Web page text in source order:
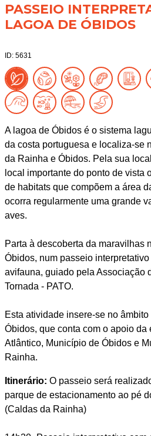
PASSEIO
LAGOA DE ÓBIDOS
ID: 5631
A lagoa de Óbidos é o sistema
da costa portuguesa e localiza-se
da Rainha e Óbidos. Pela sua
local importante do ponto de vista
de habitats que compõem a área
ocorra regularmente uma grande
aves.
Parta à descoberta da maravilhas
Óbidos, num passeio
avifauna, guiado pela Associação
Tornada - PATO.
Esta atividade insere-se no
Óbidos, que conta com o apoio da
Atlântico, Município de Óbidos e
Rainha.
Itinerário: O passeio será
parque de estacionamento ao pé
(Caldas da Rainha)